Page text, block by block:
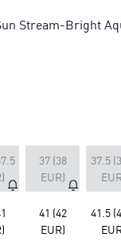
Stream-Bright
37 (38
EUR)
37.5
41 (42
EUR)
41.5